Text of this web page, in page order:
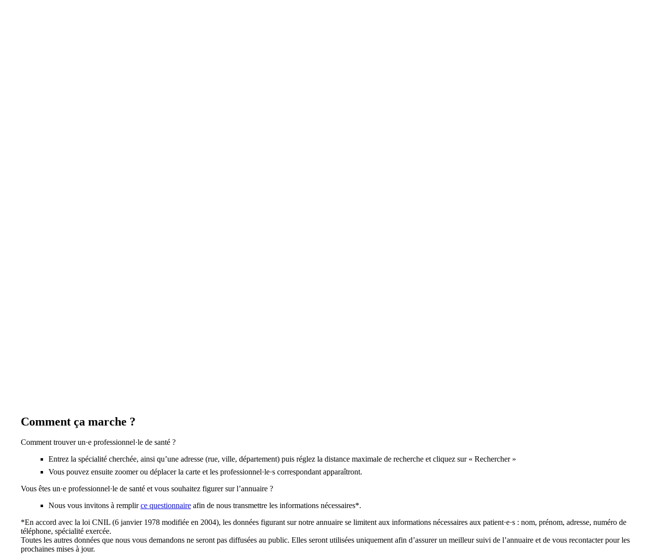
Comment ça marche ?
Comment trouver un·e professionnel·le de santé ?
Entrez la spécialité cherchée, ainsi qu’une adresse (rue, ville, département) puis réglez la distance maximale de recherche et cliquez sur « Rechercher »
Vous pouvez ensuite zoomer ou déplacer la carte et les professionnel·le·s correspondant apparaîtront.
Vous êtes un·e professionnel·le de santé et vous souhaitez figurer sur l’annuaire ?
Nous vous invitons à remplirce questionnaire afin de nous transmettre les informations nécessaires*.
*En accord avec la loi CNIL (6 janvier 1978 modifiée en 2004), les données figurant sur notre annuaire se limitent aux informations nécessaires aux patient·e·s : nom, prénom, adresse, numéro de
téléphone, spécialité exercée.
Toutes les autres données que nous vous demandons ne seront pas diffusées au public. Elles seront utilisées uniquement afin d’assurer un meilleur suivi de l’annuaire et de vous recontacter pour les
prochaines mises à jour.